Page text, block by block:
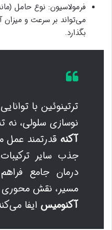
فرمولاسیون: نوع حامل
می‌تواند بر سرعت و میزان
بگذارد.
ترتینوئین با
نوسازی سلولی، نه
آکنه قدرتمند عمل
جذب سایر
درمان جامع
مسیر، نقش محوری
آکنومیس ایفا